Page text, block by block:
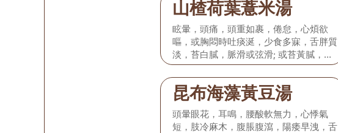
山楂荷葉薏米湯
眩暈，頭痛，頭重如裹，倦怠，心煩欲
嘔，或胸悶時吐痰涎，少食多寐，舌胖質
淡，苔白膩，脈滑或弦滑; 或苔黃膩，脈
弦滑而數。 本證多見於高血壓病II.期。
昆布海藻黃豆湯
頭暈眼花，耳鳴，腰酸軟無力，心悸氣
短，肢冷麻木，腹脹腹瀉，陽痿早洩，舌